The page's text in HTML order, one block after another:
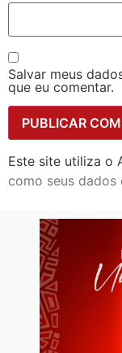
Salvar meus
que eu comentar.
Este site utiliza o
como seus